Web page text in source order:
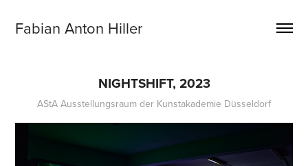
Fabian Anton Hiller
NIGHTSHIFT, 2023
AStA Ausstellungsraum der Kunstakademie Düsseldorf